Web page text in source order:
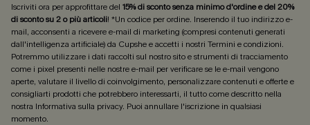
Iscriviti ora per approfittare del 15% di sconto senza minimo d'ordine e del 20%
di sconto su 2 o più articoli! *Un codice per ordine. Inserendo il tuo indirizzo e-
mail, acconsenti a ricevere e-mail di marketing (compresi contenuti generati
dall'intelligenza artificiale) da Cupshe e accetti i nostri Termini e condizioni.
Potremmo utilizzare i dati raccolti sul nostro sito e strumenti di tracciamento
come i pixel presenti nelle nostre e-mail per verificare se le e-mail vengono
aperte, valutare il livello di coinvolgimento, personalizzare contenuti e offerte e
consigliarti prodotti che potrebbero interessarti, il tutto come descritto nella
nostra Informativa sulla privacy. Puoi annullare l'iscrizione in qualsiasi
momento.